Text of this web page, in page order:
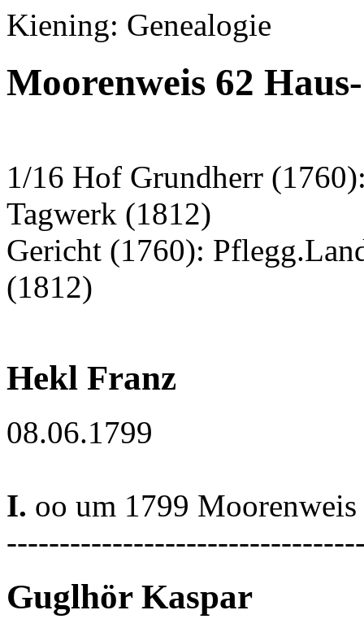
Kiening: Genealogie
Moorenweis 62
1/16 Hof Grundherr
Tagwerk (1812)
Gericht (1760):
(1812)
Hekl Franz
08.06.1799
I. oo um 1799 Moorenweis
Guglhör Kaspar